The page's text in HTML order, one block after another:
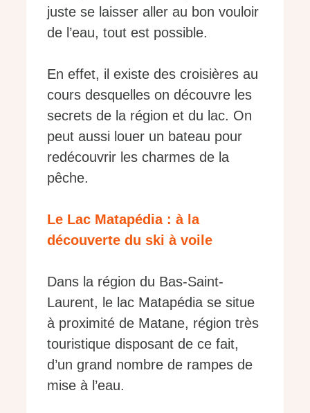
juste se laisser aller au bon vouloir
de l’eau, tout est possible.
En effet, il existe des croisières au
cours desquelles on découvre les
secrets de la région et du lac. On
peut aussi louer un bateau pour
redécouvrir les charmes de la
pêche.
Le Lac Matapédia : à la
découverte du ski à voile
Dans la région du Bas-Saint-
Laurent, le lac Matapédia se situe
à proximité de Matane, région très
touristique disposant de ce fait,
d’un grand nombre de rampes de
mise à l’eau.